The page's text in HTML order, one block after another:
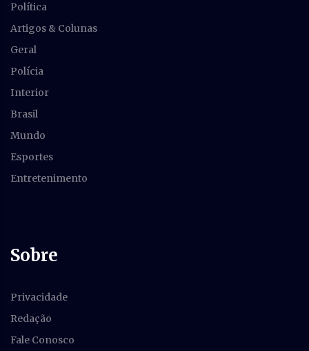
Política
Artigos & Colunas
Geral
Polícia
Interior
Brasil
Mundo
Esportes
Entretenimento
Sobre
Privacidade
Redação
Fale Conosco